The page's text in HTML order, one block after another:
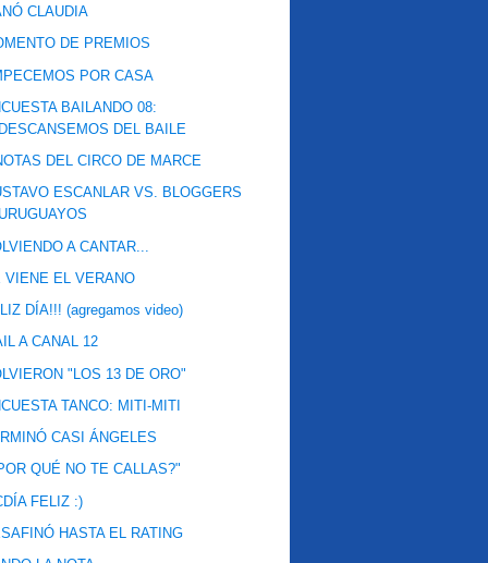
CLAUDIA
DE PREMIOS
POR CASA
BAILANDO 08:
DEL BAILE
DEL CIRCO DE MARCE
ESCANLAR VS. BLOGGERS
A CANTAR...
VIENE EL VERANO
DÍA!!! (agregamos video)
A CANAL 12
"LOS 13 DE ORO"
TANCO: MITI-MITI
CASI ÁNGELES
QUÉ NO TE CALLAS?"
FELIZ :)
HASTA EL RATING